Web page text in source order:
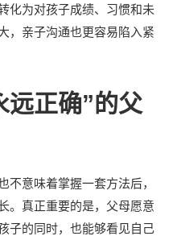
化为对孩子成绩、习惯和未
，亲子沟通也更容易陷入紧
远正确”的父
不意味着掌握一套方法后，
。真正重要的是，父母愿意
子的同时，也能够看见自己